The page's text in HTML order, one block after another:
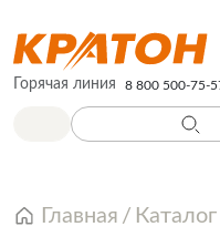
Горячая линия 8 800 500-75-
Главная Каталог